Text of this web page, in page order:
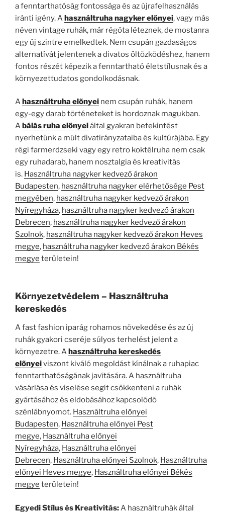
a fenntarthatóság fontossága és az újrafelhasználás
iránti igény. Ahasználtruha nagyker előnyei, vagy más
néven vintage ruhák, már régóta léteznek, de mostanra
egy új szintre emelkedtek. Nem csupán gazdaságos
alternatívát jelentenek a divatos öltözködéshez, hanem
fontos részét képezik a fenntartható életstílusnak és a
környezettudatos gondolkodásnak.
Ahasználtruha előnyei nem csupán ruhák, hanem
egy-egy darab történeteket is hordoznak magukban.
Abálás ruha előnyeiáltal gyakran betekintést
nyerhetünk a múlt divatirányzataiba és kultúrájába. Egy
régi farmerdzseki vagy egy retro koktélruha nem csak
egy ruhadarab, hanem nosztalgia és kreativitás
is. Használtruha nagyker kedvező árakon
Budapesten, használtruha nagyker elérhetősége Pest
megyében, használtruha nagyker kedvező árakon
Nyíregyháza, használtruha nagyker kedvező árakon
Debrecen, használtruha nagyker kedvező árakon
Szolnok, használtruha nagyker kedvező árakon Heves
megye, használtruha nagyker kedvező árakon Békés
megye területein!
Környezetvédelem – Használtruha
kereskedés
A fast fashion iparág rohamos növekedése és az új
ruhák gyakori cseréje súlyos terhelést jelent a
környezetre. Ahasználtruha kereskedés
előnyeiviszont kiváló megoldást kínálnak a ruhapiac
fenntarthatóságának javítására. A használtruha
vásárlása és viselése segít csökkenteni a ruhák
gyártásához és eldobásához kapcsolódó
szénlábnyomot. Használtruha előnyei
Budapesten, Használtruha előnyei Pest
megye, Használtruha előnyei
Nyíregyháza, Használtruha előnyei
Debrecen, Használtruha előnyei Szolnok, Használtruha
előnyei Heves megye, Használtruha előnyei Békés
megye területein!
Egyedi Stílus és Kreativitás:A használtruhák által